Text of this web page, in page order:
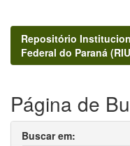
Repositório
Federal do Paraná
Página de
Buscar em: